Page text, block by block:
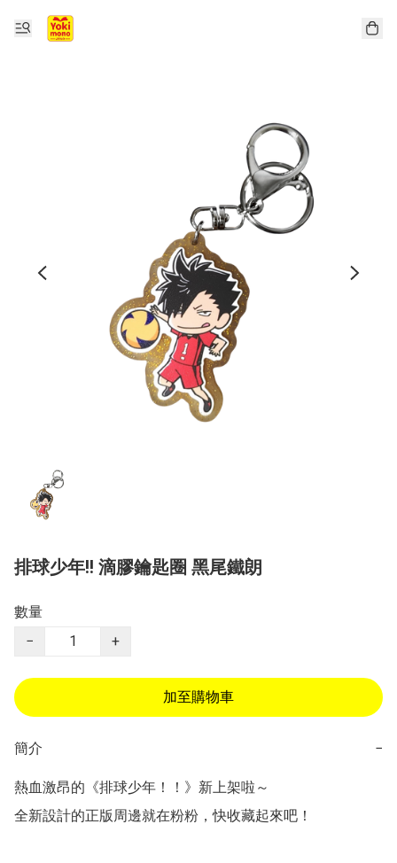
排球少年!! 滴膠鑰匙圈 黑尾鐵朗
數量
−
+
加至購物車
簡介 −
熱血激昂的《排球少年！！》新上架啦～
全新設計的正版周邊就在粉粉，快收藏起來吧！